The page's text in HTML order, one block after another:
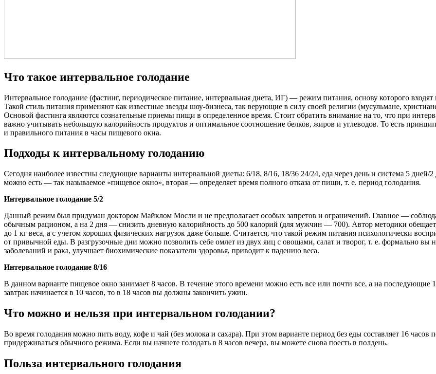
Что такое интервальное голодание
Интервальное голодание (фастинг, периодическое питание, интервальная диета, ИГ) — режим питания, основу которого
Такой стиль питания применяют как известные звезды шоу-бизнеса, так верующие в силу своей религии (мусульмане,
Основой фастинга являются сознательные приемы пищи в определенное время. Стоит обратить внимание на то, что при
важно учитывать небольшую калорийность продуктов и оптимальное соотношение белков, жиров и углеводов. То есть
и правильного питания в часы пищевого окна.
Подходы к интервальному голоданию
Сегодня наиболее известны следующие варианты интервальной диеты: 6/18, 8/16, 18/36 24/24, еда через день и система 5
можно есть — так называемое «пищевое окно», вторая — определяет время полного отказа от пищи, т. е. период голодания.
Интервальное голодание 5/2
Данный режим был придуман доктором Майклом Мосли и не предполагает особых запретов и ограничений. Главное —
обычным рационом, а на 2 дня — снизить дневную калорийность до 500 калорий (для мужчин — 700). Автор методики обещает,
до 1 кг веса, а с учетом хороших физических нагрузок даже больше. Считается, что такой режим питания психологически
от привычной еды. В разгрузочные дни можно позволить себе омлет из двух яиц с овощами, салат и творог, т. е. формально вы
заболеваний и рака, улучшает биохимические показатели здоровья, приводит к падению веса.
Интервальное голодание 8/16
В данном варианте пищевое окно занимает 8 часов. В течение этого времени можно есть все или почти все, а на
завтрак начинается в 10 часов, то в 18 часов вы должны закончить ужин.
Что можно и нельзя при интервальном голодании?
Во время голодания можно пить воду, кофе и чай (без молока и сахара). При этом варианте период без еды составляет 16
придерживаться обычного режима. Если вы начнете голодать в 8 часов вечера, вы можете снова поесть в полдень.
Польза интервального голодания